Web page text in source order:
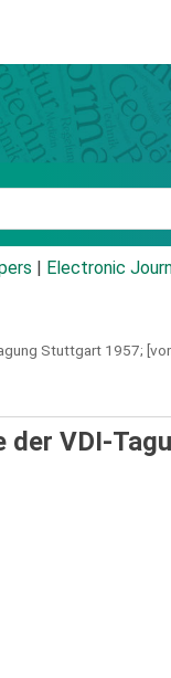
Electronic
Stuttgart 1957;
VDI-